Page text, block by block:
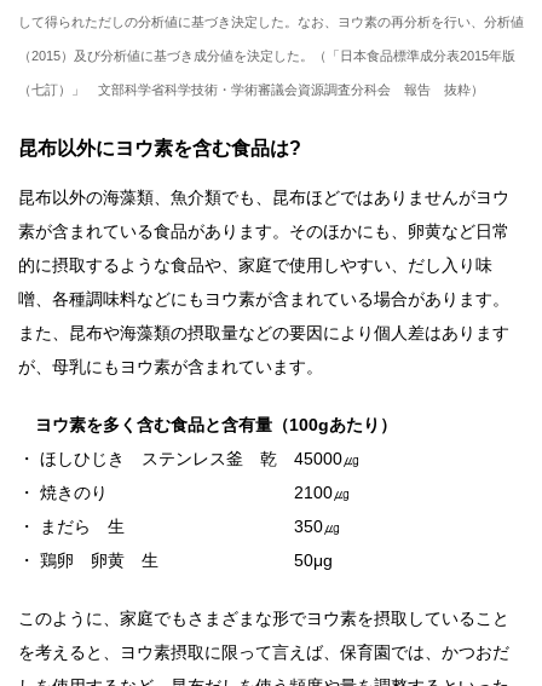
して得られただしの分析値に基づき決定した。なお、ヨウ素の再分析を行い、分析値
（2015）及び分析値に基づき成分値を決定した。（「日本食品標準成分表2015年版
（七訂）」 文部科学省科学技術・学術審議会資源調査分科会 報告 抜粋）
昆布以外にヨウ素を含む食品は?
昆布以外の海藻類、魚介類でも、昆布ほどではありませんがヨウ
素が含まれている食品があります。そのほかにも、卵黄など日常
的に摂取するような食品や、家庭で使用しやすい、だし入り味
噌、各種調味料などにもヨウ素が含まれている場合があります。
また、昆布や海藻類の摂取量などの要因により個人差はあります
が、母乳にもヨウ素が含まれています。
ヨウ素を多く含む食品と含有量（100gあたり）
・ ほしひじき ステンレス釜 乾 45000㎍
・ 焼きのり 2100㎍
・ まだら 生 350㎍
・ 鶏卵 卵黄 生 50μg
このように、家庭でもさまざまな形でヨウ素を摂取していること
を考えると、ヨウ素摂取に限って言えば、保育園では、かつおだ